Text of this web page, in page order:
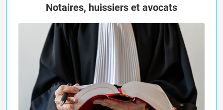
Notaires, huissiers et avocats